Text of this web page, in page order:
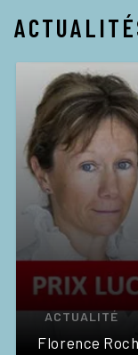
ACTUALITÉ
Florence